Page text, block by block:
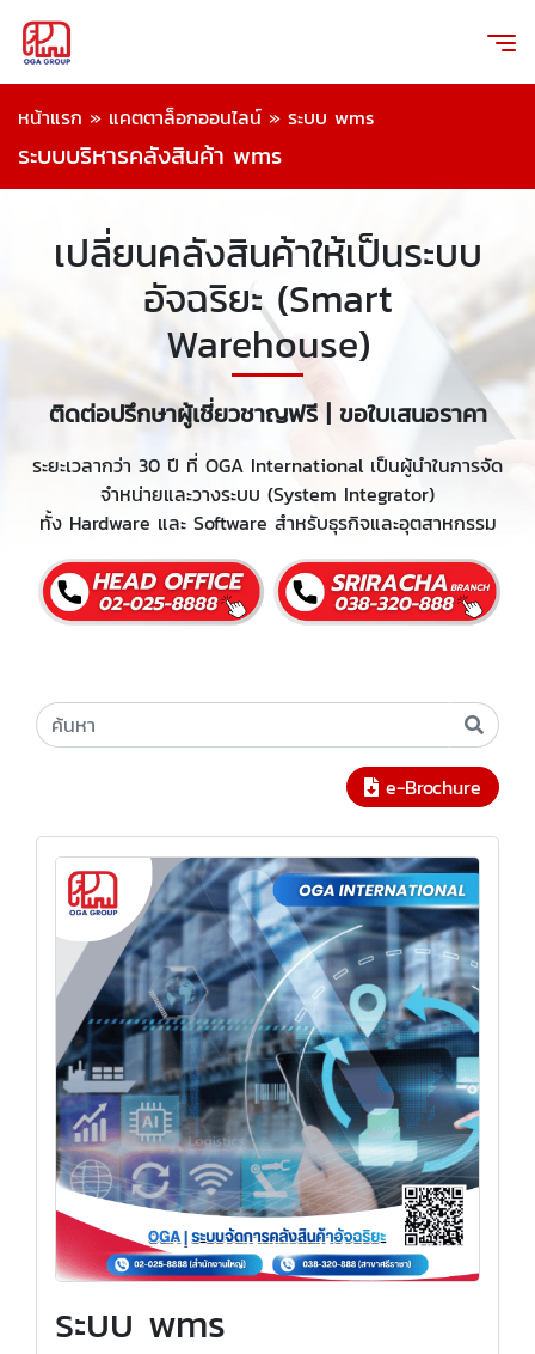
หน้าแรก » แคตตาล็อกออนไลน์ » ระบบ wms
ระบบบริหารคลังสินค้า wms
เปลี่ยนคลังสินค้าให้เป็นระบบ
อัจฉริยะ (Smart
Warehouse)
ติดต่อปรึกษาผู้เชี่ยวชาญฟรี | ขอใบเสนอราคา
ระยะเวลากว่า 30 ปี ที่ OGA International เป็นผู้นำในการจัด
จำหน่ายและวางระบบ (System Integrator)
ทั้ง Hardware และ Software สำหรับธุรกิจและอุตสาหกรรม
e-Brochure
ระบบ wms